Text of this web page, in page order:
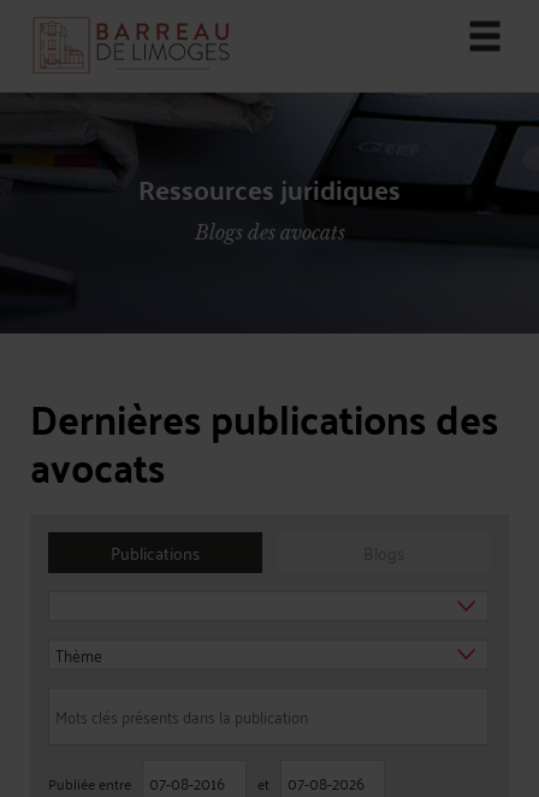
Ressources juridiques
Blogs des avocats
Dernières publications des
avocats
Publications
Publiée entre et